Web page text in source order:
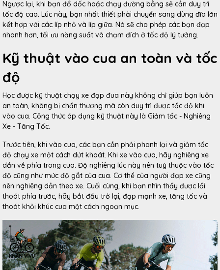
Ngược lại, khi bạn đổ dốc hoặc chạy đường bằng sẽ cần duy trì
tốc độ cao. Lúc này, bạn nhất thiết phải chuyển sang dùng đĩa lớn
kết hợp với các líp nhỏ và líp giữa. Nó sẽ cho phép các bạn đạp
nhanh hơn, tối ưu năng suất và chạm đích ở tốc độ lý tưởng.
Kỹ thuật vào cua an toàn và tốc
độ
Học được kỹ thuật chạy xe đạp đua này không chỉ giúp bạn luôn
an toàn, không bị chấn thương mà còn duy trì được tốc độ khi
vào cua. Công thức áp dụng kỹ thuật này là Giảm tốc - Nghiêng
Xe - Tăng Tốc.
Trước tiên, khi vào cua, các bạn cần phải phanh lại và giảm tốc
độ chạy xe một cách dứt khoát. Khi xe vào cua, hãy nghiêng xe
dần về phía trong cua. Độ nghiêng lúc này nên tuỳ thuộc vào tốc
độ cũng như mức độ gắt của cua. Cơ thể của người đạp xe cũng
nên nghiêng dần theo xe. Cuối cùng, khi bạn nhìn thấy được lối
thoát phía trước, hãy bắt đầu trở lại, đạp mạnh xe, tăng tốc và
thoát khỏi khúc cua một cách ngoạn mục.